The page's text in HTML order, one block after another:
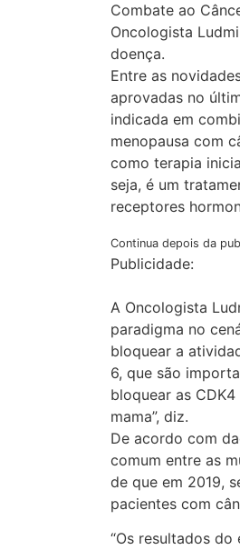
Combate ao
Oncologista
doença.
Entre as
aprovadas no
indicada em
menopausa com
como terapia
seja, é um
receptores
Continua depois da
Publicidade:
A Oncologista
paradigma no
bloquear a
6, que são
bloquear as
mama”, diz.
De acordo com
comum entre as
de que em 2019,
pacientes com
“Os resultados